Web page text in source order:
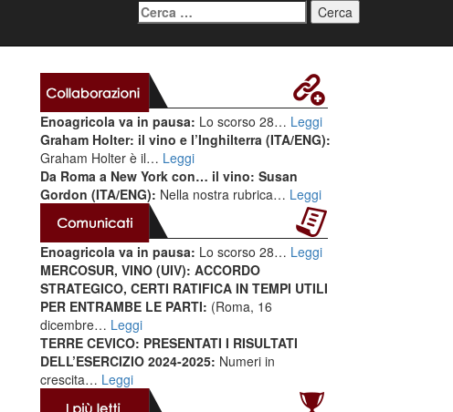
Ricerca
per:
Enoagricola va in pausa: Lo scorso 28… Leggi
Graham Holter: il vino e l’Inghilterra (ITA/ENG):
Graham Holter è il… Leggi
Da Roma a New York con… il vino: Susan
Gordon (ITA/ENG): Nella nostra rubrica… Leggi
Enoagricola va in pausa: Lo scorso 28… Leggi
MERCOSUR, VINO (UIV): ACCORDO
STRATEGICO, CERTI RATIFICA IN TEMPI UTILI
PER ENTRAMBE LE PARTI: (Roma, 16
dicembre… Leggi
TERRE CEVICO: PRESENTATI I RISULTATI
DELL’ESERCIZIO 2024-2025: Numeri in
crescita… Leggi